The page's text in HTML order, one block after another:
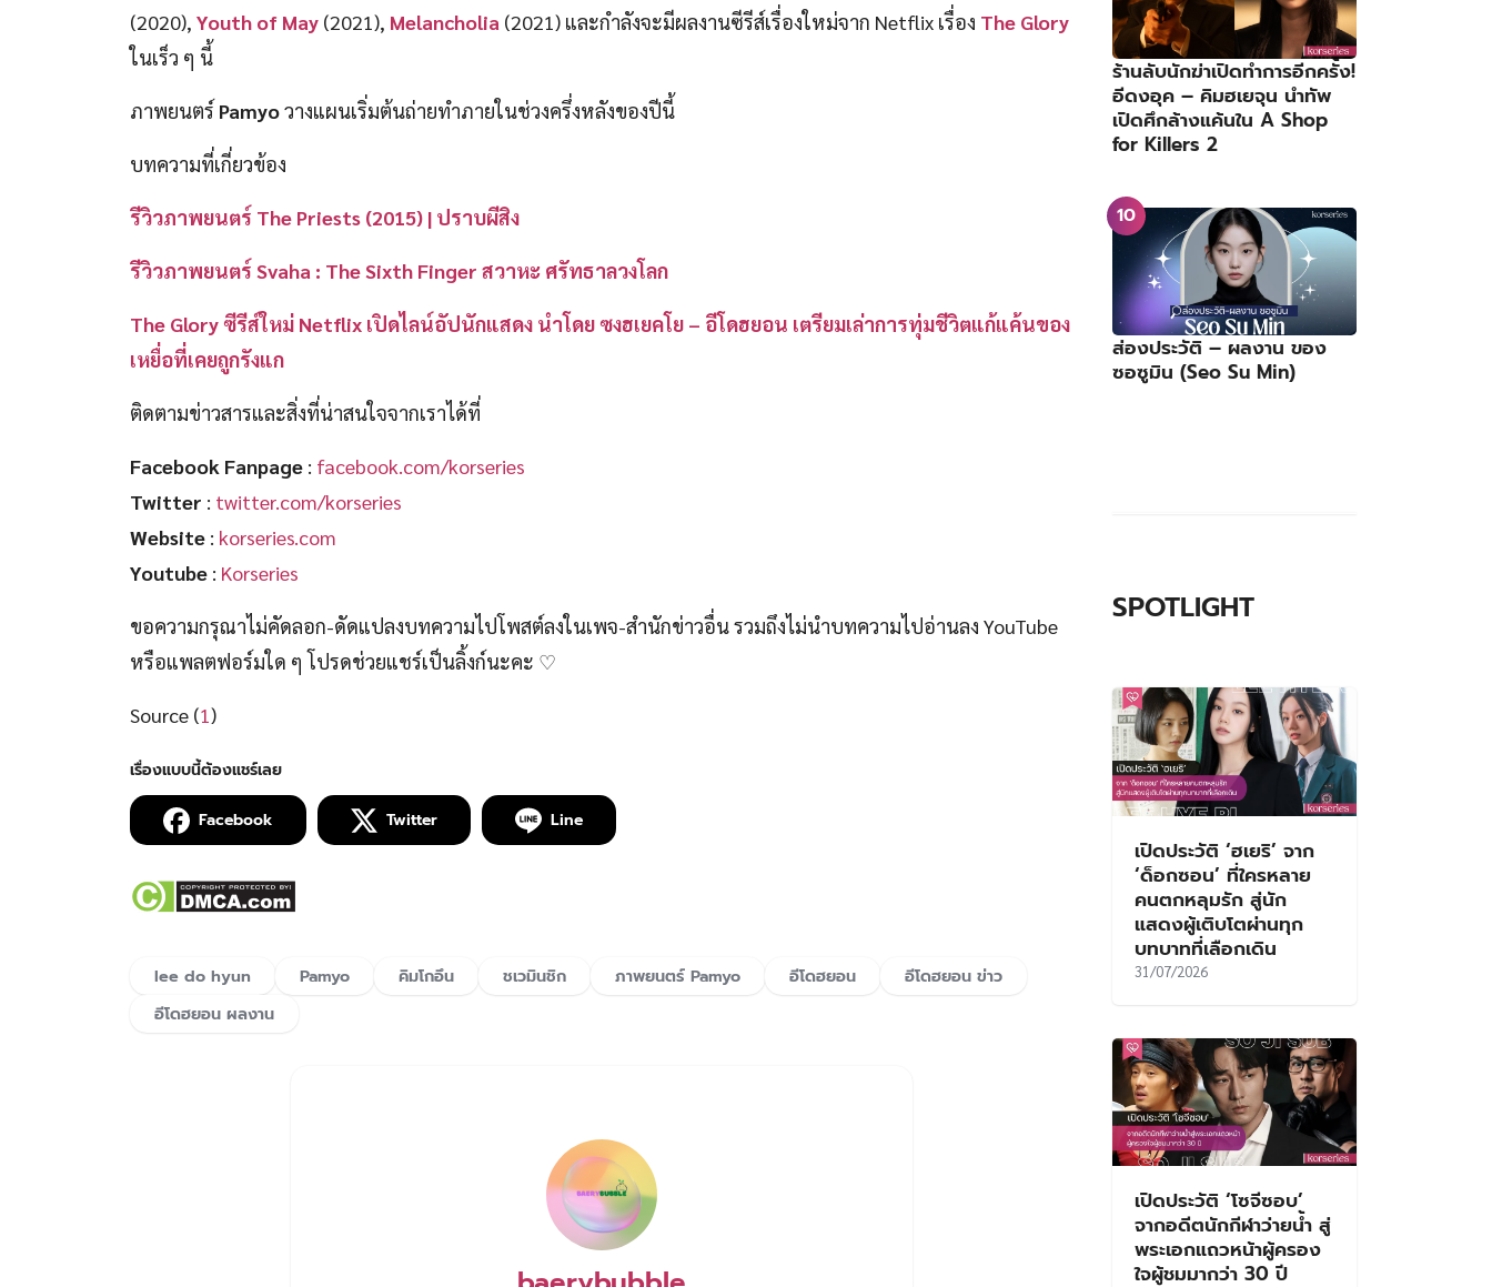
(2020), Youth of May (2021), Melancholia (2021) และกำลังจะมีผลงานซีรีส์เรื่องใหม่จาก Netflix เรื่อง The Glory
ในเร็ว ๆ นี้
ภาพยนตร์ Pamyoวางแผนเริ่มต้นถ่ายทำภายในช่วงครึ่งหลังของปีนี้
บทความที่เกี่ยวข้อง
รีวิวภาพยนตร์ The Priests (2015) | ปราบผีสิง
รีวิวภาพยนตร์ Svaha : The Sixth Finger สวาหะ ศรัทธาลวงโลก
The Glory ซีรีส์ใหม่ Netflix เปิดไลน์อัปนักแสดง นำโดย ซงฮเยคโย – อีโดฮยอน เตรียมเล่าการทุ่มชีวิตแก้แค้นของ
เหยื่อที่เคยถูกรังแก
ติดตามข่าวสารและสิ่งที่น่าสนใจจากเราได้ที่
Facebook Fanpage : facebook.com/korseries
Twitter : twitter.com/korseries
Website : korseries.com
Youtube : Korseries
ขอความกรุณาไม่คัดลอก-ดัดแปลงบทความไปโพสต์ลงในเพจ-สำนักข่าวอื่น รวมถึงไม่นำบทความไปอ่านลง YouTube
หรือแพลตฟอร์มใด ๆ โปรดช่วยแชร์เป็นลิ้งก์นะคะ ♡
Source (1)
Facebook Twitter Line
lee do hyun Pamyo คิมโกอึน ชเวมินชิก ภาพยนตร์ Pamyo อีโดฮยอน
อีโดฮยอน ข่าว
อีโดฮยอน ผลงาน
ร้านลับนักฆ่าเปิดทำการอีกครั้ง!
อีดงอุค – คิมฮเยจุน นำทัพ
เปิดศึกล้างแค้นใน A Shop
for Killers 2
ส่องประวัติ – ผลงาน ของ
ซอซูมิน (Seo Su Min)
SPOTLIGHT
เปิดประวัติ ‘ฮเยริ’ จาก
‘ด็อกซอน’ ที่ใครหลาย
คนตกหลุมรัก สู่นัก
แสดงผู้เติบโตผ่านทุก
บทบาทที่เลือกเดิน
31/07/2026
เปิดประวัติ ‘โซจีซอบ’
จากอดีตนักกีฬาว่ายน้ำ สู่
พระเอกแถวหน้าผู้ครอง
ใจผู้ชมมากว่า 30 ปี